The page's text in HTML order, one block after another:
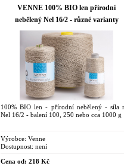
VENNE 100% BIO len přírodní
nebělený Nel 16/2 - různé varianty
100% BIO len - přírodní nebělený - síla
Nel 16/2 - balení 100, 250 nebo cca 1000 g
Výrobce: Venne
Dostupnost: není
Cena od: 218 Kč